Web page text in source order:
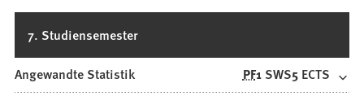
7. Studiensemester
Angewandte Statistik PF1 SWS5 ECTS